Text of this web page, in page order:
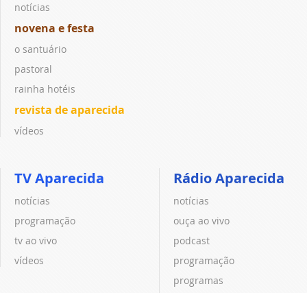
notícias
novena e festa
o santuário
pastoral
rainha hotéis
revista de aparecida
vídeos
TV Aparecida
notícias
programação
tv ao vivo
vídeos
Rádio Aparecida
notícias
ouça ao vivo
podcast
programação
programas